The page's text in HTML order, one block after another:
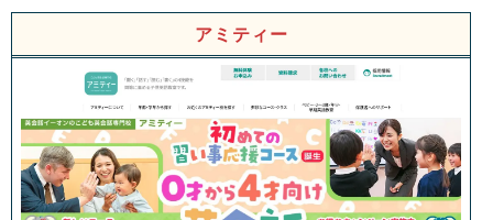
アミティー